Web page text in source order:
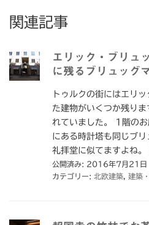
関連記事
エリック・ブリュ
に残るブリュッグ
トゥルクの街にはエリ
た建物がいくつか残り
れていました。 1階の
にある時計塔も同じブ
礼拝堂に似てますよね
公開済み: 2016年7月21日
カテゴリー: 北欧建築 建築